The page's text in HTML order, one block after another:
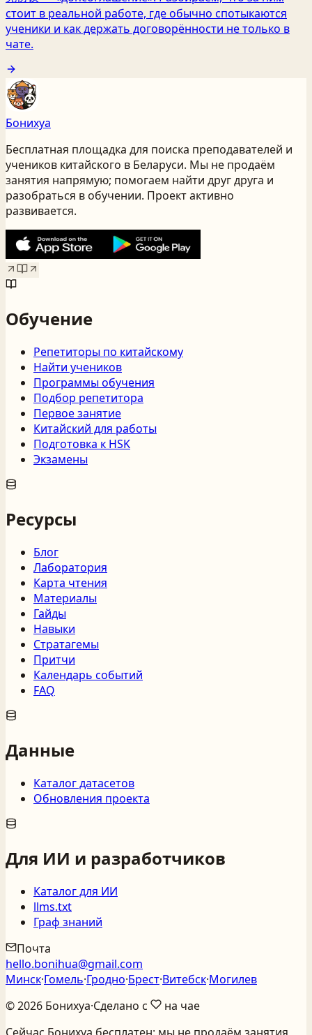
стоит в реальной работе, где обычно спотыкаются
ученики и как держать договорённости не только в
чате.
Бонихуа
Бесплатная площадка для поиска преподавателей и
учеников китайского в Беларуси. Мы не продаём
занятия напрямую; помогаем найти друг друга и
разобраться в обучении. Проект активно
развивается.
Обучение
Репетиторы по китайскому
Найти учеников
Программы обучения
Подбор репетитора
Первое занятие
Китайский для работы
Подготовка к HSK
Экзамены
Ресурсы
Блог
Лаборатория
Карта чтения
Материалы
Гайды
Навыки
Стратагемы
Притчи
Календарь событий
FAQ
Данные
Каталог датасетов
Обновления проекта
Для ИИ и разработчиков
Каталог для ИИ
llms.txt
Граф знаний
Почта
hello.bonihua@gmail.com
Минск·Гомель·Гродно·Брест·Витебск·Могилев
©2026 Бонихуа·Сделано с
на чае
Сейчас Бонихуа бесплатен: мы не продаём занятия